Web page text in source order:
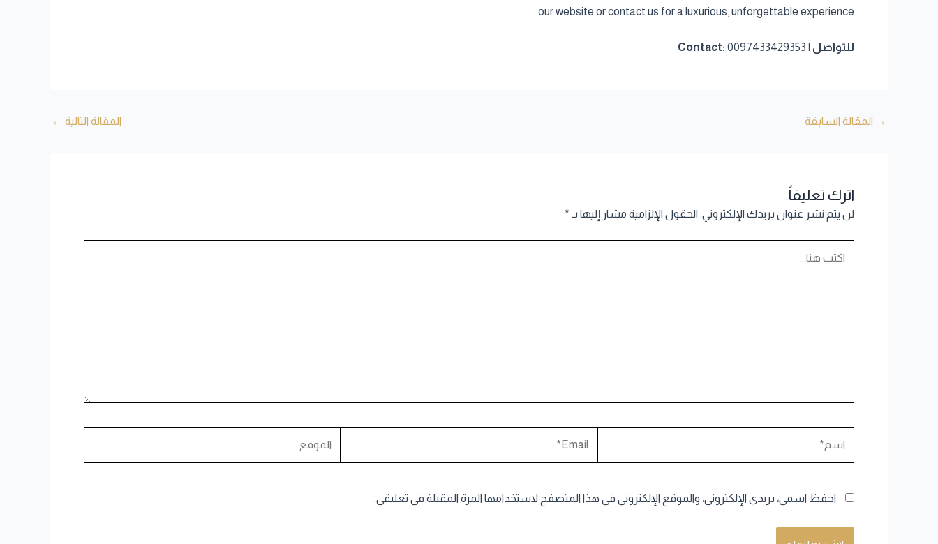
our website or contact us for a luxurious, unforgettable experience.
للتواصل | Contact: 0097433429353
→ المقالة السابقة المقالة التالية ←
اترك تعليقاً
لن يتم نشر عنوان بريدك الإلكتروني. الحقول الإلزامية مشار إليها بـ *
هنا...
احفظ اسمي، بريدي الإلكتروني، والموقع الإلكتروني في هذا المتصفح لاستخدامها المرة المقبلة في تعليقي.